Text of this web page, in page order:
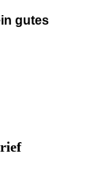
gutes